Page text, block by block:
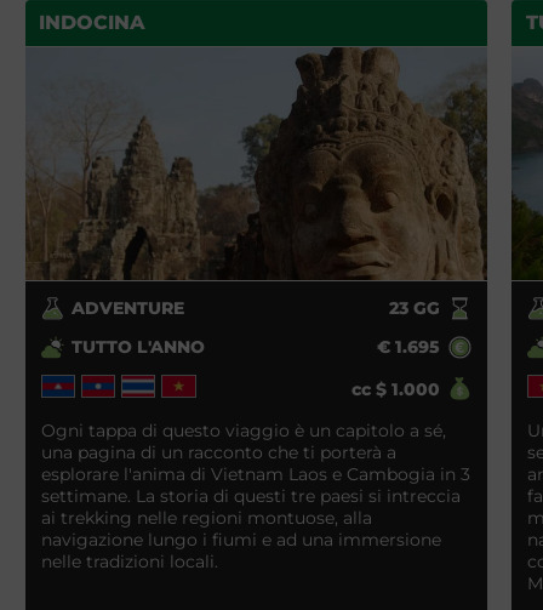
INDOCINA
ADVENTURE 23 GG
TUTTO L'ANNO
€ 1.695
cc$ 1.000
Ogni tappa di questo viaggio è un capitolo a sé,
una pagina di un racconto che ti porterà a
esplorare l'anima di Vietnam Laos e Cambogia in 3
settimane. La storia di questi tre paesi si intreccia
ai trekking nelle regioni montuose, alla
navigazione lungo i fiumi e ad una immersione
nelle tradizioni locali.